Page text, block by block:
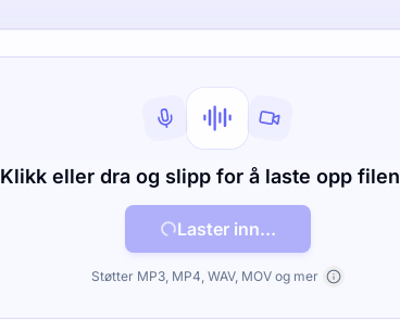
Klikk eller dra og slipp for å laste opp
Laster inn...
Støtter MP3, MP4, WAV, MOV og mer